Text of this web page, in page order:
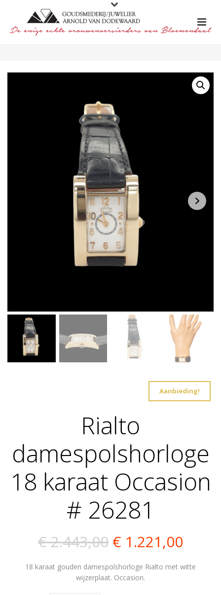
Aanbieding!
Rialto
damespolshorloge
18 karaat Occasion
# 26281
€2.443,00
prijs
was:
€ 1.221,00
prijs
18 karaat gouden damespolshorloge Rialto met witte
wijzerplaat. Occasion.